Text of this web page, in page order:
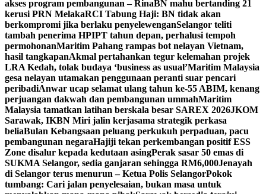
akses program pembangunan – RinaBN mahu bertanding 21
kerusi PRN MelakaRCI Tabung Haji: BN tidak akan
berkompromi jika berlaku penyelewenganSelangor teliti
tambah penerima HPIPT tahun depan, perhalusi tempoh
permohonanMaritim Pahang rampas bot nelayan Vietnam,
hasil tangkapanAkmal pertahankan tegur kelemahan projek
LRA Kedah, tolak budaya ‘business as usual’Maritim Malaysia
gesa nelayan utamakan penggunaan peranti suar pencari
peribadiAnwar ucap selamat ulang tahun ke-55 ABIM, kenang
perjuangan dakwah dan pembangunan ummahMaritim
Malaysia tamatkan latihan berskala besar SAREX 2026JKOM
Sarawak, IKBN Miri jalin kerjasama strategik perkasa
beliaBulan Kebangsaan peluang perkukuh perpaduan, pacu
pembangunan negaraHajiji tekan perkembangan positif ESS
Zone disalur kepada kedutaan asingPerak sasar 50 emas di
SUKMA Selangor, sedia ganjaran sehingga RM6,000Jenayah
di Selangor terus menurun – Ketua Polis SelangorPokok
tumbang: Cari jalan penyelesaian, bukan masa untuk